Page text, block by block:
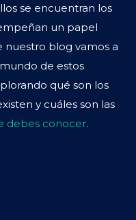
se encuentran los
un papel
nuestro blog vamos a
de estos
qué son los
y cuáles son las
debes conocer.